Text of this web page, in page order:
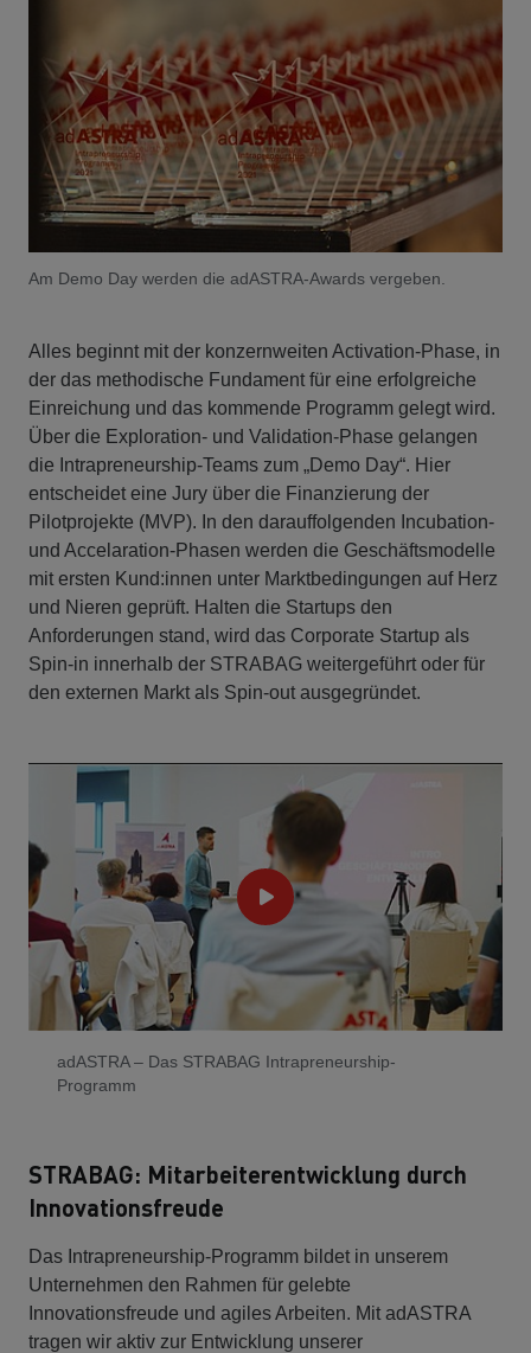
Am Demo Day werden die adASTRA-Awards vergeben.
Alles beginnt mit der konzernweiten Activation-Phase, in
der das methodische Fundament für eine erfolgreiche
Einreichung und das kommende Programm gelegt wird.
Über die Exploration- und Validation-Phase gelangen
die Intrapreneurship-Teams zum „Demo Day“. Hier
entscheidet eine Jury über die Finanzierung der
Pilotprojekte (MVP). In den darauffolgenden Incubation-
und Accelaration-Phasen werden die Geschäftsmodelle
mit ersten Kund:innen unter Marktbedingungen auf Herz
und Nieren geprüft. Halten die Startups den
Anforderungen stand, wird das Corporate Startup als
Spin-in innerhalb der STRABAG weitergeführt oder für
den externen Markt als Spin-out ausgegründet.
adASTRA – Das STRABAG Intrapreneurship-
Programm
STRABAG: Mitarbeiterentwicklung durch
Innovationsfreude
Das Intrapreneurship-Programm bildet in unserem
Unternehmen den Rahmen für gelebte
Innovationsfreude und agiles Arbeiten. Mit adASTRA
tragen wir aktiv zur Entwicklung unserer